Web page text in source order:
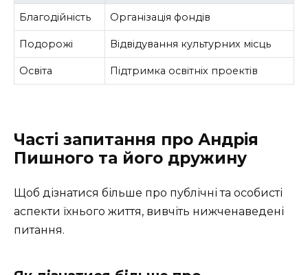
Благодійність Організація фондів
Подорожі Відвідування культурних місць
Освіта Підтримка освітніх проектів
Часті запитання про Андрія
Пишного та його дружину
Щоб дізнатися більше про публічні та особисті
аспекти їхнього життя, вивчіть нижченаведені
питання.